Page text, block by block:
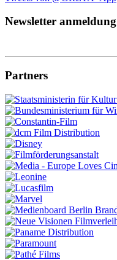
Newsletter anmeldung
Partners